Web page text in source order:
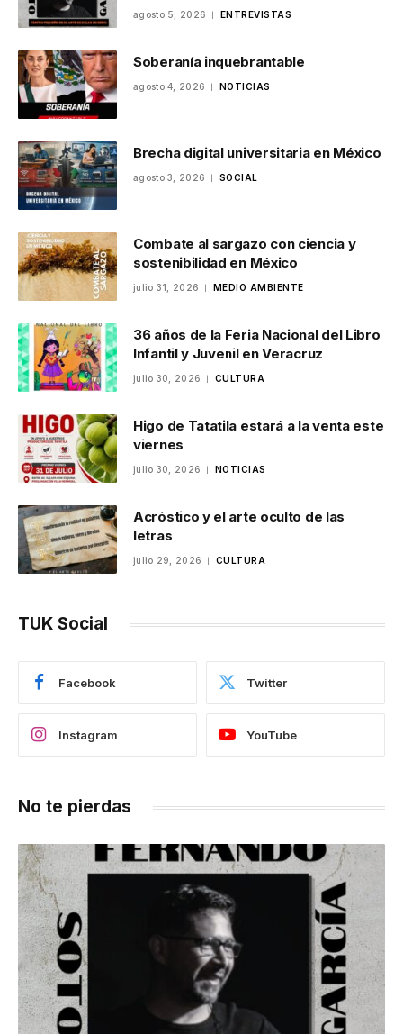
agosto 5, 2026 ENTREVISTAS
Soberanía inquebrantable
agosto 4, 2026 NOTICIAS
Brecha digital universitaria en México
agosto 3, 2026 SOCIAL
Combate al sargazo con ciencia y
sostenibilidad en México
julio 31, 2026 MEDIO AMBIENTE
36 años de la Feria Nacional del Libro
Infantil y Juvenil en Veracruz
julio 30, 2026 CULTURA
Higo de Tatatila estará a la venta este
viernes
julio 30, 2026 NOTICIAS
Acróstico y el arte oculto de las
letras
julio 29, 2026 CULTURA
TUK Social
Facebook Twitter
Instagram YouTube
No te pierdas